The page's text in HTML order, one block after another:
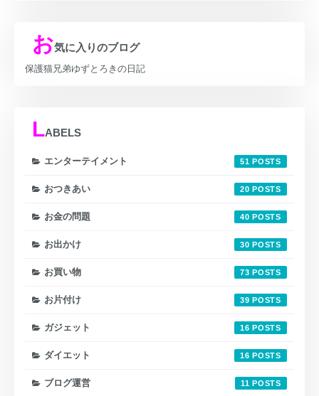
お気に入りのブログ
保護猫兄弟ゆずとろきの日記
LABELS
エンターテイメント 51
おつきあい 20
お金の問題 40
お出かけ 30
お買い物 73
お片付け 39
ガジェット 16
ダイエット 16
ブログ運営 11